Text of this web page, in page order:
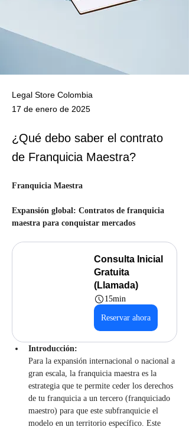
Legal Store Colombia
17 de enero de 2025
¿Qué debo saber el contrato
de Franquicia Maestra?
Franquicia Maestra
Expansión global: Contratos de franquicia
maestra para conquistar mercados
Consulta Inicial
Gratuita
(Llamada)
15min
Reservar ahora
Introducción:
Para la expansión internacional o nacional a
gran escala, la franquicia maestra es la
estrategia que te permite ceder los derechos
de tu franquicia a un tercero (franquiciado
maestro) para que este subfranquicie el
modelo en un territorio específico. Este